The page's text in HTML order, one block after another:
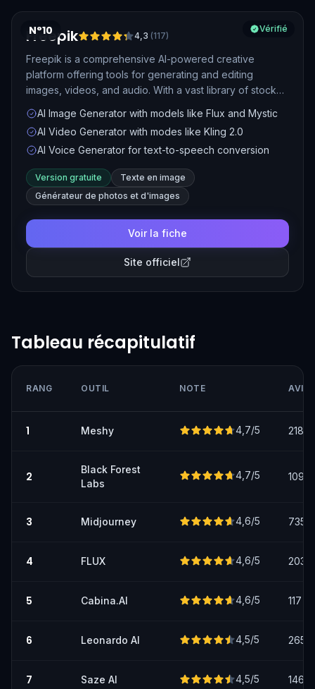
N°10 Vérifié
Freepik 4,3 (117)
Freepik is a comprehensive AI-powered creative
platform offering tools for generating and editing
images, videos, and audio. With a vast library of stock
Freepik enables users to create high-quality visual
content efficiently.
AI Image Generator with models like Flux and Mystic
AI Video Generator with modes like Kling 2.0
AI Voice Generator for text-to-speech conversion
Version gratuite
Texte en image
Générateur de photos et d'images
Voir la fiche
Site officiel
Tableau récapitulatif
RANG OUTIL NOTE AVIS
1 Meshy 4,7/5 218
2
Black Forest
Labs
4,7/5 109
3 Midjourney 4,6/5 735
4 FLUX 4,6/5 203
5 Cabina.AI 4,6/5 117
6 Leonardo AI 4,5/5 265
7 Saze AI 4,5/5 146